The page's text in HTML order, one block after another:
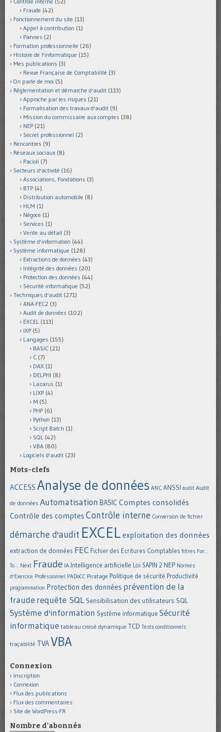
Fraude (42)
Fonctionnement du site (13)
Appel à contribution (1)
Pannes (2)
Formation professionnelle (26)
Histoire de l'informatique (15)
Mes publications (3)
Revue Française de Comptabilité (3)
On parle de moi (5)
Réglementation et démarche d'audit (113)
Approche par les risques (21)
Formalisation des travaux d'audit (9)
Mission du commissaire aux comptes (38)
NEP (21)
Secret professionnel (2)
Rencontres (9)
Réseaux sociaux (8)
Pacioli (7)
Secteurs d'activité (16)
Associations, Fondations (3)
BTP (4)
Distribution automobile (8)
HLM (1)
Négoce (1)
Services (1)
Vente au détail (3)
Système d'information (44)
Système informatique (128)
Extractions de données (43)
Intégrité des données (20)
Protection des données (44)
Sécurité informatique (52)
Techniques d'audit (271)
ANA-FEC2 (3)
Audit de données (102)
EXCEL (113)
IXP (5)
Langages (155)
BASIC (21)
C (7)
DAX (1)
DELPHI (8)
Lazarus (1)
LIXP (4)
M (5)
PHP (6)
Python (13)
Script Batch (1)
SQL (42)
VBA (80)
Logiciels d'audit (23)
Mots-clefs
ACCESS Analyse de données ANC ANSSI audit Audit
de données Automatisation BASIC Comptes consolidés
Contrôle des comptes Contrôle interne Conversion de fichier
démarche d'audit EXCEL exploitation des données
extraction de données FEC Fichier des Ecritures Comptables filtres For...
To... Next Fraude IA Intelligence artificielle Loi SAPIN 2 NEP Normes
d'Exercice Professionnel PADoCC Piratage Politique de sécurité Productivité
programmation Protection des données prévention de la
fraude requête SQL Sensibilisation des utilisateurs SQL
Système d'information Système informatique Sécurité
informatique tableau croisé dynamique TCD Tests conditionnels
traçabilité TVAVBA
Connexion
Inscription
Connexion
Flux des publications
Flux des commentaires
Site de WordPress-FR
Nombre d'abonnés